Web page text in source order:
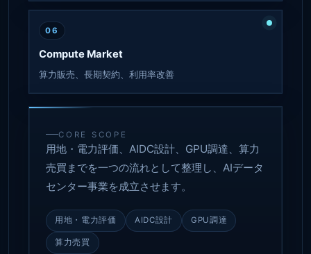
06
Compute Market
算力販売、長期契約、利用率改善
CORE SCOPE
用地・電力評価、AIDC設計、GPU調達、算力
売買までを一つの流れとして整理し、AIデータ
センター事業を成立させます。
用地・電力評価 AIDC設計 GPU調達
算力売買